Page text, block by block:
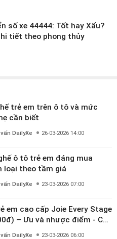
số xe 44444: Tốt hay Xấu?
tiết theo phong thủy
trẻ em trên ô tô và mức
cần biết
DailyXe 26-03-2026 14:00
ô tô trẻ em đáng mua
loại theo tầm giá
DailyXe 23-03-2026 07:00
em cao cấp Joie Every Stage
– Ưu và nhược điểm - Có
cho bé từ 0–12 tuổi?
DailyXe 23-03-2026 06:00